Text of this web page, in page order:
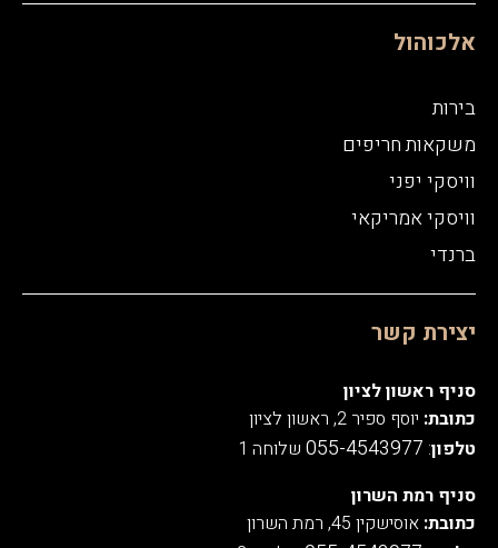
אלכוהול
בירות
משקאות חריפים
וויסקי יפני
וויסקי אמריקאי
ברנדי
יצירת קשר
סניף ראשון לציון
כתובת: יוסף ספיר 2, ראשון לציון
טלפון:
055-4543977 שלוחה 1
סניף רמת השרון
כתובת: אוסישקין 45, רמת השרון